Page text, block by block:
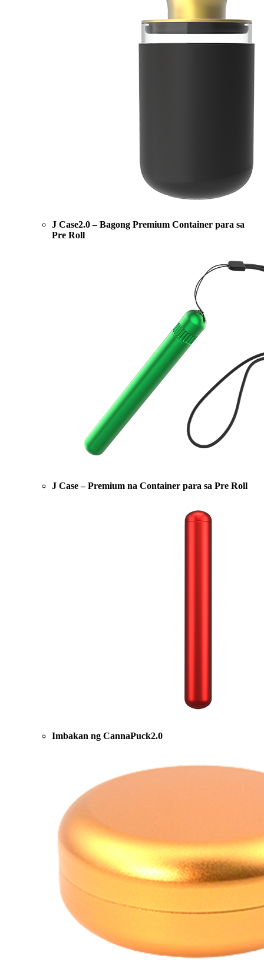
J Case2.0 – Bagong Premium Container para sa
Pre Roll
J Case – Premium na Container para sa Pre Roll
Imbakan ng CannaPuck2.0